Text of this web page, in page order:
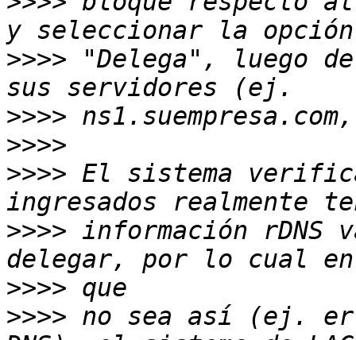
>>>> "Delega", luego
>>>>
>>>>
>>>> El sistema
>>>> información rDNS
>>>>
>>>> no sea así (ej.